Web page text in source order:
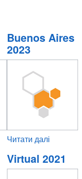
Buenos Aires
2023
Читати далі
Aires
Virtual 2021